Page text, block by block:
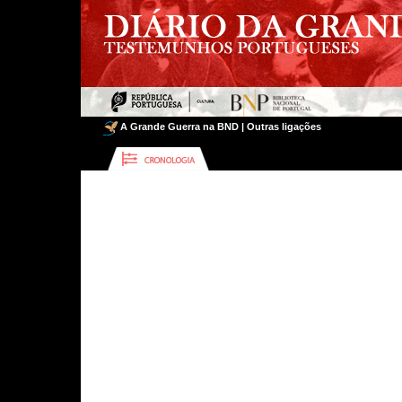
A Grande Guerra na BND | Outras ligações